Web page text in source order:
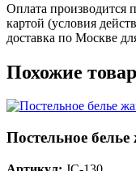
Оплата производится
картой (условия
доставка по Москве
Похожие
Постельное